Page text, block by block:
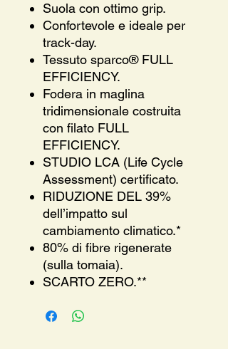
Suola con ottimo grip.
Confortevole e ideale per
track-day.
Tessuto sparco® FULL
EFFICIENCY.
Fodera in maglina
tridimensionale costruita
con filato FULL
EFFICIENCY.
STUDIO LCA (Life Cycle
Assessment) certificato.
RIDUZIONE DEL 39%
dell’impatto sul
cambiamento climatico.*
80% di fibre rigenerate
(sulla tomaia).
SCARTO ZERO.**